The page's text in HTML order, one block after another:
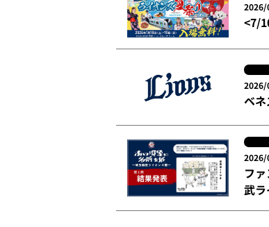
2026/
<7/
2026/
ベ
2026/
フ
武ラ